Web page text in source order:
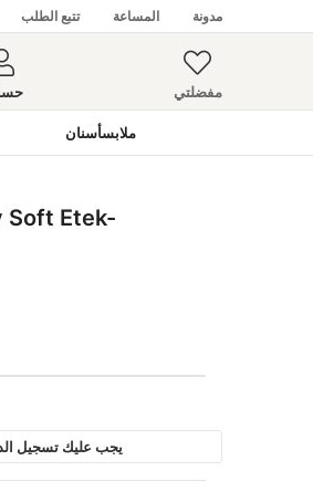
تتبع الطلب المساعة مدونة
مفضلتي
ملابسأسنان
Soft Etek-
يجب عليك تسجيل